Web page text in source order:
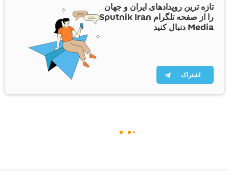
تازه ترین رویدادهای ایران و جهان
را از صفحه تلگرام Sputnik Iran
Media دنبال کنید
اشتراک